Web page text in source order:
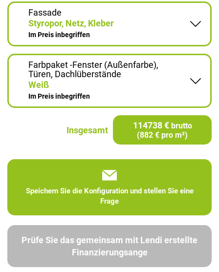
Fassade
Styropor, Netz, Kleber
Im Preis inbegriffen
Farbpaket -Fenster (Außenfarbe),
Türen, Dachlüberstände
Weiß
Im Preis inbegriffen
Insgesamt 114738 € brutto
(882 € pro m²)
Speichern Sie die Konfiguration und stellen Sie eine
Frage
Prüfe Sie das gemeinsam mit Lendi erstellte
Finanzierungsange